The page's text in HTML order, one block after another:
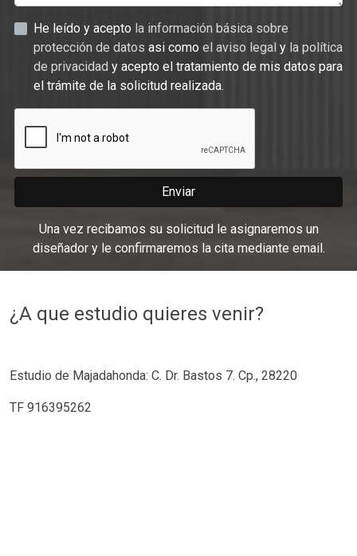
He leído y acepto la información básica sobre
protección de datos asi como el aviso legal y la política
de privacidad y acepto el tratamiento de mis datos para
el trámite de la solicitud realizada.
Enviar
Una vez recibamos su solicitud le asignaremos un
diseñador y le confirmaremos la cita mediante email.
¿A que estudio quieres venir?
Estudio de Majadahonda: C. Dr. Bastos 7. Cp., 28220
TF 916395262